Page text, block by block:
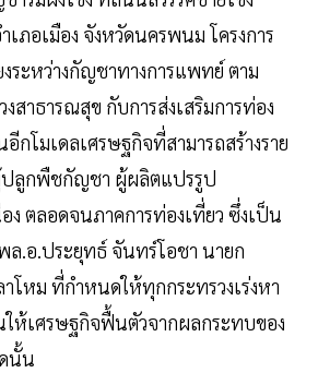
ภอเมือง จังหวัดนครพนม โครงการ
ระหว่างกัญชาทางการแพทย์ ตาม
สาธารณสุข กับการส่งเสริมการท่อง
กโมเดลเศรษฐกิจที่สามารถสร้างราย
ปลูกพืชกัญชา ผู้ผลิตแปรรูป
ตลอดจนภาคการท่องเที่ยว ซึ่งเป็น
ล.อ.ประยุทธ์ จันทร์โอชา นายก
โหม ที่กำหนดให้ทุกกระทรวงเร่งหา
ห้เศรษฐกิจฟื้นตัวจากผลกระทบของ
นั้น